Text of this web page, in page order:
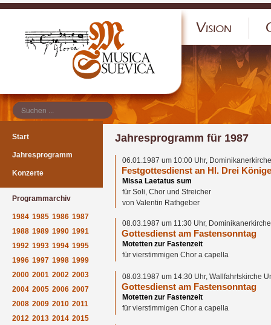
Start
Jahresprogramm
Konzerte
Programmarchiv
1984 1985 1986 1987
1988 1989 1990 1991
1992 1993 1994 1995
1996 1997 1998 1999
2000 2001 2002 2003
2004 2005 2006 2007
2008 2009 2010 2011
2012 2013 2014 2015
Jahresprogramm für 1987
06.01.1987 um 10:00 Uhr,
Festgottesdienst an Hl. Drei Könige
Missa Laetatus sum
für Soli, Chor und Streicher
von Valentin Rathgeber
08.03.1987 um 11:30 Uhr,
Gottesdienst am Fastensonntag
Motetten zur Fastenzeit
für vierstimmigen Chor a capella
08.03.1987 um 14:30 Uhr, Wallfahrtskirche
Gottesdienst am Fastensonntag
Motetten zur Fastenzeit
für vierstimmigen Chor a capella